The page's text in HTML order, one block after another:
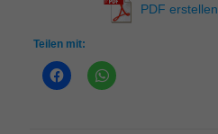
PDF erstellen
Teilen mit: